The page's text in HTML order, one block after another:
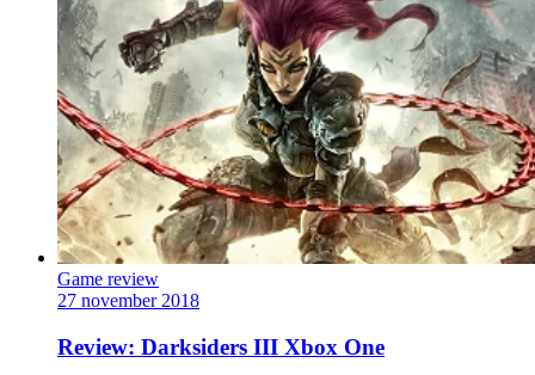
Game review
27 november 2018
Review: Darksiders III Xbox One